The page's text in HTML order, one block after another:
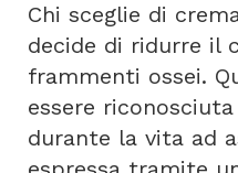
Chi sceglie di
decide di ridurre il
frammenti ossei.
essere
durante la vita ad